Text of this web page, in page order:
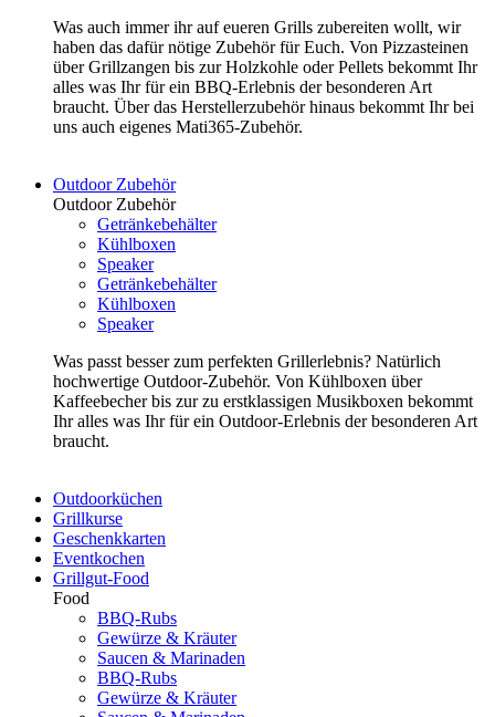
Was auch immer ihr auf eueren Grills zubereiten wollt, wir
haben das dafür nötige Zubehör für Euch. Von Pizzasteinen
über Grillzangen bis zur Holzkohle oder Pellets bekommt Ihr
alles was Ihr für ein BBQ-Erlebnis der besonderen Art
braucht. Über das Herstellerzubehör hinaus bekommt Ihr bei
uns auch eigenes Mati365-Zubehör.
Outdoor Zubehör
Outdoor Zubehör
Getränkebehälter
Kühlboxen
Speaker
Getränkebehälter
Kühlboxen
Speaker
Was passt besser zum perfekten Grillerlebnis? Natürlich
hochwertige Outdoor-Zubehör. Von Kühlboxen über
Kaffeebecher bis zur zu erstklassigen Musikboxen bekommt
Ihr alles was Ihr für ein Outdoor-Erlebnis der besonderen Art
braucht.
Outdoorküchen
Grillkurse
Geschenkkarten
Eventkochen
Grillgut-Food
Food
BBQ-Rubs
Gewürze & Kräuter
Saucen & Marinaden
BBQ-Rubs
Gewürze & Kräuter